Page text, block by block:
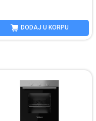
DODAJ U KORPU